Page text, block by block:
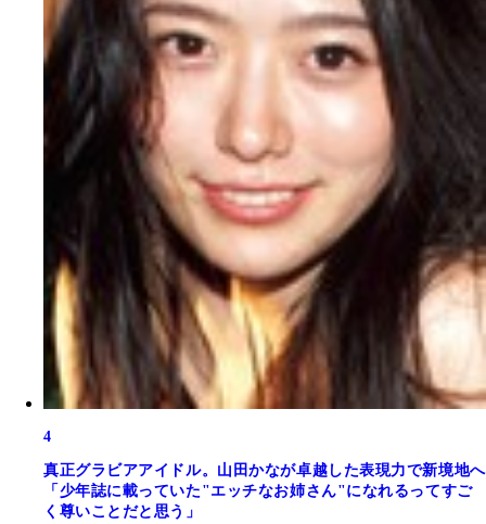
4
真正グラビアアイドル。山田かなが卓越した表現力で新境地へ
「少年誌に載っていた"エッチなお姉さん"になれるってすご
く尊いことだと思う」